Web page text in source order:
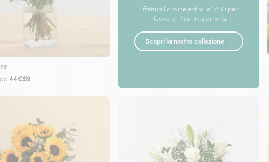
44€99
Effettua l'ordine entro le 17:30 per
ricevere i fiori in giornata
Scopri la nostra collezione →